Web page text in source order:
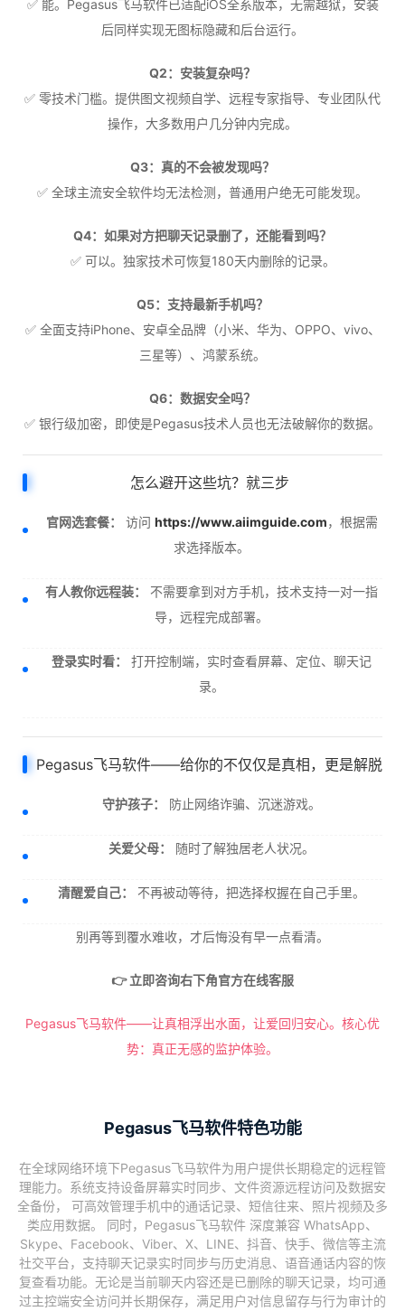
✅ 能。Pegasus飞马软件已适配iOS全系版本，无需越狱，安装
后同样实现无图标隐藏和后台运行。
Q2：安装复杂吗？
✅ 零技术门槛。提供图文视频自学、远程专家指导、专业团队代
操作，大多数用户几分钟内完成。
Q3：真的不会被发现吗？
✅ 全球主流安全软件均无法检测，普通用户绝无可能发现。
Q4：如果对方把聊天记录删了，还能看到吗？
✅ 可以。独家技术可恢复180天内删除的记录。
Q5：支持最新手机吗？
✅ 全面支持iPhone、安卓全品牌（小米、华为、OPPO、vivo、
三星等）、鸿蒙系统。
Q6：数据安全吗？
✅ 银行级加密，即使是Pegasus技术人员也无法破解你的数据。
怎么避开这些坑？就三步
官网选套餐： 访问 https://www.aiimguide.com，根据需
求选择版本。
有人教你远程装：
不需要拿到对方手机，技术支持一对一指
导，远程完成部署。
登录实时看：
打开控制端，实时查看屏幕、定位、聊天记
录。
Pegasus飞马软件——给你的不仅仅是真相，更是解脱
守护孩子： 防止网络诈骗、沉迷游戏。
关爱父母： 随时了解独居老人状况。
清醒爱自己： 不再被动等待，把选择权握在自己手里。
别再等到覆水难收，才后悔没有早一点看清。
👉 立即咨询右下角官方在线客服
Pegasus飞马软件——让真相浮出水面，让爱回归安心。核心优
势：真正无感的监护体验。
Pegasus飞马软件特色功能
在全球网络环境下Pegasus飞马软件为用户提供长期稳定的远程管
理能力。系统支持设备屏幕实时同步、文件资源远程访问及数据安
全备份， 可高效管理手机中的通话记录、短信往来、照片视频及多
类应用数据。 同时，Pegasus飞马软件 深度兼容 WhatsApp、
Skype、Facebook、Viber、X、LINE、抖音、快手、微信等主流
社交平台，支持聊天记录实时同步与历史消息、语音通话内容的恢
复查看功能。无论是当前聊天内容还是已删除的聊天记录，均可通
过主控端安全访问并长期保存，满足用户对信息留存与行为审计的